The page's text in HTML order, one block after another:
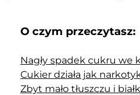
O czym przeczytasz:
Nagły spadek cukru we
Cukier działa jak
Zbyt mało tłuszczu i